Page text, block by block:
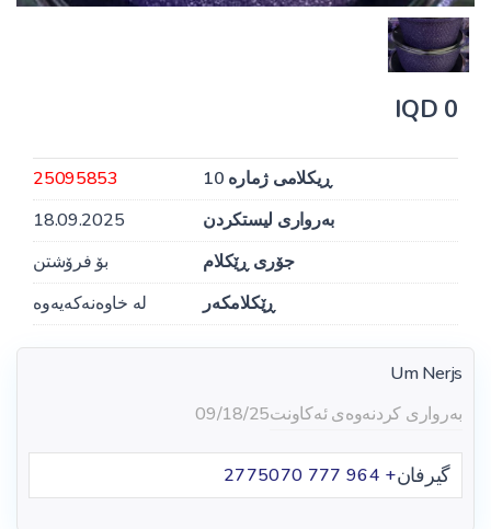
0 IQD
ڕیکلامی ژمارە 10
25095853
بەرواری لیستکردن
18.09.2025
جۆری ڕێکلام
بۆ فرۆشتن
ڕێکلامکەر
لە خاوەنەکەیەوە
Um Nerjs
بەرواری کردنەوەی ئەکاونت09/18/25
گیرفان+ 964 777 2775070